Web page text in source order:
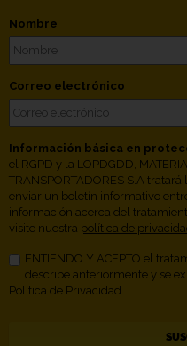
Nombre
Correo electrónico
Información básica en
el RGPD y la LOPDGDD,
TRANSPORTADORES S.A
enviar un boletín informativo
información acerca del
visite nuestra política de
ENTIENDO Y ACEPTO el
describe anteriormente y se
Política de Privacidad.